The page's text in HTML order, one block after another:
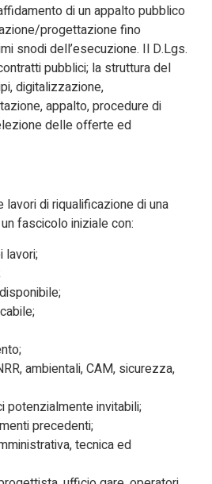
di un appalto pubblico
progettazione fino
snodi dell’esecuzione. Il D.Lgs.
pubblici; la struttura del
digitalizzazione,
appalto, procedure di
delle offerte ed
lavori di riqualificazione di una
fascicolo iniziale con:
lavori;
ambientali, CAM, sicurezza,
potenzialmente invitabili;
precedenti;
tecnica ed